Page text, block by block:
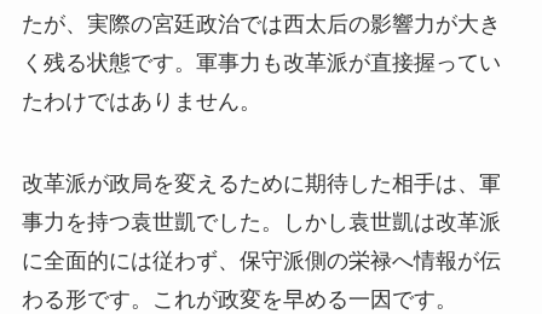
たが、実際の宮廷政治では西太后の影響力が大き
く残る状態です。軍事力も改革派が直接握ってい
たわけではありません。
改革派が政局を変えるために期待した相手は、軍
事力を持つ袁世凱でした。しかし袁世凱は改革派
に全面的には従わず、保守派側の栄禄へ情報が伝
わる形です。これが政変を早める一因です。